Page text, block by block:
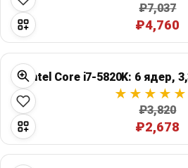
₽7,037
₽4,760
Intel Core i7-5820K: 6 ядер,
₽3,820
₽2,678